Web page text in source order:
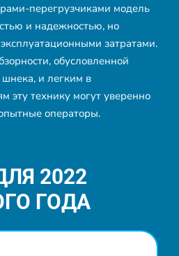
перегрузчиками модель
и надежностью, но
затратами.
обусловленной
шнека, и легким в
эту технику могут уверенно
операторы.
2022
ГОДА